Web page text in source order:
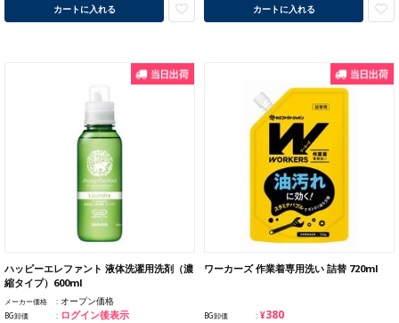
カートに入れる カートに入れる
ハッピーエレファント 液体洗濯用洗剤（濃
縮タイプ）600ml
メーカー価格 オープン価格
BG卸価 ログイン後表示
ワーカーズ 作業着専用洗い 詰替 720ml
BG卸価 ¥380